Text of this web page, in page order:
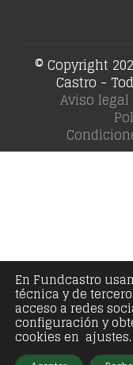
© Copyright
Castro -
Aviso legal
En Fundcastro
técnica y de
acceso a redes
configuración y
cookies en ajustes.